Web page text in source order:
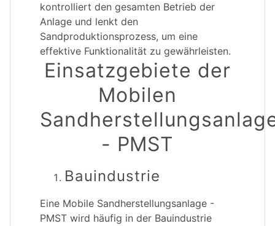
kontrolliert den gesamten Betrieb der
Anlage und lenkt den
Sandproduktionsprozess, um eine
effektive Funktionalität zu gewährleisten.
Einsatzgebiete der
Mobilen
- PMST
Bauindustrie
Eine Mobile Sandherstellungsanlage -
PMST wird häufig in der Bauindustrie